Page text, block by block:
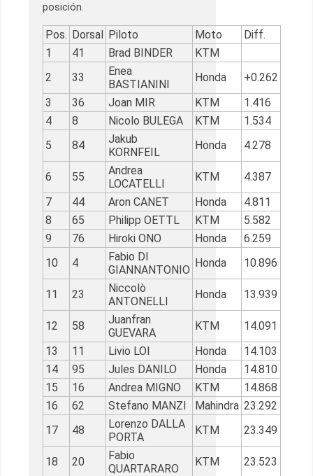
posición.
Pos. Dorsal Piloto Moto
Diff.
1
41 Brad BINDER
KTM
2
33
Enea
BASTIANINI
Honda
+0.262
3
36 Joan MIR KTM
1.416
4
8 Nicolo BULEGA KTM
1.534
5
84
Jakub
KORNFEIL
Honda 4.278
6 55
Andrea
LOCATELLI
KTM
4.387
7
44 Aron CANET Honda
4.811
8
65 Philipp OETTL KTM
5.582
9
76 Hiroki ONO Honda
6.259
10
4
Fabio DI
GIANNANTONIO
Honda 10.896
11 23
Niccolò
ANTONELLI
Honda 13.939
12 58
Juanfran
GUEVARA
KTM
14.091
13
11 Livio LOI Honda
14.103
14
95 Jules DANILO Honda
14.810
15
16 Andrea MIGNO KTM
14.868
16
62 Stefano MANZI Mahindra 23.292
17
48
Lorenzo DALLA
PORTA
KTM 23.349
18 20
Fabio
QUARTARARO
KTM
23.523